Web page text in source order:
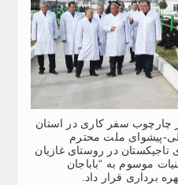
در چارچوب سفر کاری در استان
پیشوای ملت محترم
در روستای غازیان
موسوم به “باباجان
برداری قرار داد.